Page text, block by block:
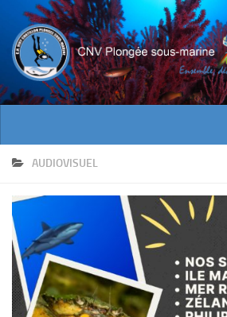
ACTUALITES
INFOS CNV
Bienvenue
Contacts
Documents utiles
AUDIOVISUEL